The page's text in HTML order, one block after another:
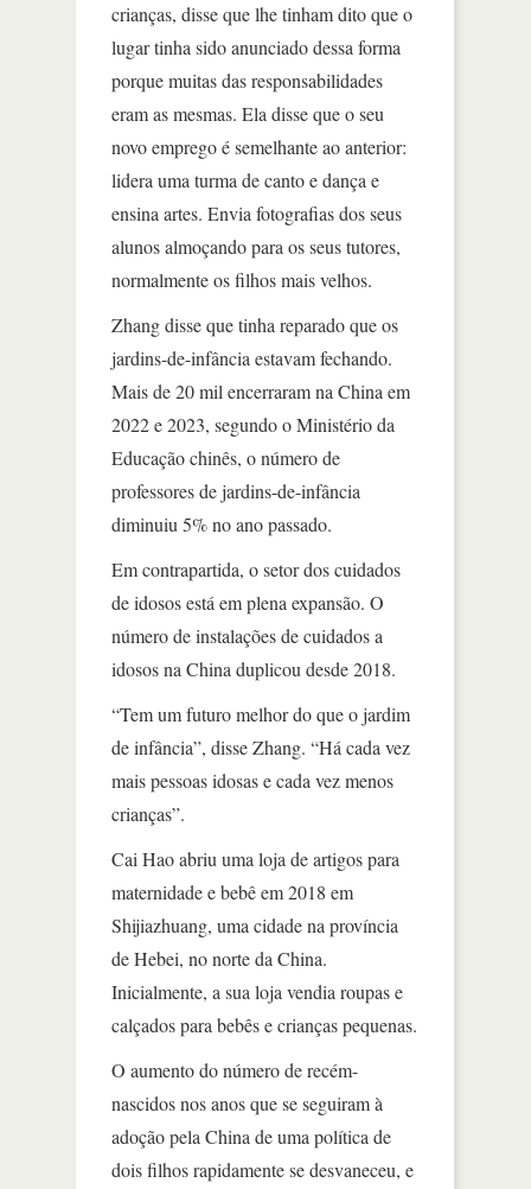
crianças, disse que lhe tinham dito que o
lugar tinha sido anunciado dessa forma
porque muitas das responsabilidades
eram as mesmas. Ela disse que o seu
novo emprego é semelhante ao anterior:
lidera uma turma de canto e dança e
ensina artes. Envia fotografias dos seus
alunos almoçando para os seus tutores,
normalmente os filhos mais velhos.
Zhang disse que tinha reparado que os
jardins-de-infância estavam fechando.
Mais de 20 mil encerraram na China em
2022 e 2023, segundo o Ministério da
Educação chinês, o número de
professores de jardins-de-infância
diminuiu 5% no ano passado.
Em contrapartida, o setor dos cuidados
de idosos está em plena expansão. O
número de instalações de cuidados a
idosos na China duplicou desde 2018.
“Tem um futuro melhor do que o jardim
de infância”, disse Zhang. “Há cada vez
mais pessoas idosas e cada vez menos
crianças”.
Cai Hao abriu uma loja de artigos para
maternidade e bebê em 2018 em
Shijiazhuang, uma cidade na província
de Hebei, no norte da China.
Inicialmente, a sua loja vendia roupas e
calçados para bebês e crianças pequenas.
O aumento do número de recém-
nascidos nos anos que se seguiram à
adoção pela China de uma política de
dois filhos rapidamente se desvaneceu, e